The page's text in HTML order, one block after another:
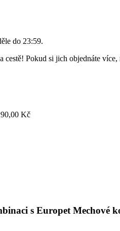
do 23:59.
Pokud si jich objednáte
Kč
s Europet Mechové